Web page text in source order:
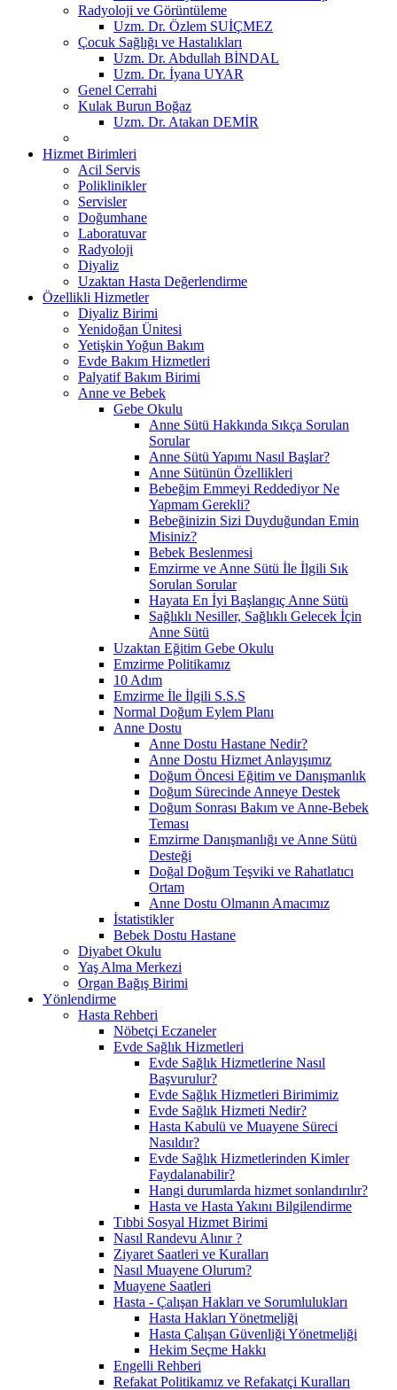
Radyoloji ve Görüntüleme
Uzm. Dr. Özlem SUİÇMEZ
Çocuk Sağlığı ve Hastalıkları
Uzm. Dr. Abdullah BİNDAL
Uzm. Dr. İyana UYAR
Genel Cerrahi
Kulak Burun Boğaz
Uzm. Dr. Atakan DEMİR
Hizmet Birimleri
Acil Servis
Poliklinikler
Servisler
Doğumhane
Laboratuvar
Radyoloji
Diyaliz
Uzaktan Hasta Değerlendirme
Özellikli Hizmetler
Diyaliz Birimi
Yenidoğan Ünitesi
Yetişkin Yoğun Bakım
Evde Bakım Hizmetleri
Palyatif Bakım Birimi
Anne ve Bebek
Gebe Okulu
Anne Sütü Hakkında Sıkça Sorulan
Sorular
Anne Sütü Yapımı Nasıl Başlar?
Anne Sütünün Özellikleri
Bebeğim Emmeyi Reddediyor Ne
Yapmam Gerekli?
Bebeğinizin Sizi Duyduğundan Emin
Misiniz?
Bebek Beslenmesi
Emzirme ve Anne Sütü İle İlgili Sık
Sorulan Sorular
Hayata En İyi Başlangıç Anne Sütü
Sağlıklı Nesiller, Sağlıklı Gelecek İçin
Anne Sütü
Uzaktan Eğitim Gebe Okulu
Emzirme Politikamız
10 Adım
Emzirme İle İlgili S.S.S
Normal Doğum Eylem Planı
Anne Dostu
Anne Dostu Hastane Nedir?
Anne Dostu Hizmet Anlayışımız
Doğum Öncesi Eğitim ve Danışmanlık
Doğum Sürecinde Anneye Destek
Doğum Sonrası Bakım ve Anne-Bebek
Teması
Emzirme Danışmanlığı ve Anne Sütü
Desteği
Doğal Doğum Teşviki ve Rahatlatıcı
Ortam
Anne Dostu Olmanın Amacımız
İstatistikler
Bebek Dostu Hastane
Diyabet Okulu
Yaş Alma Merkezi
Organ Bağış Birimi
Yönlendirme
Hasta Rehberi
Nöbetçi Eczaneler
Evde Sağlık Hizmetleri
Evde Sağlık Hizmetlerine Nasıl
Başvurulur?
Evde Sağlık Hizmetleri Birimimiz
Evde Sağlık Hizmeti Nedir?
Hasta Kabulü ve Muayene Süreci
Nasıldır?
Evde Sağlık Hizmetlerinden Kimler
Faydalanabilir?
Hangi durumlarda hizmet sonlandırılır?
Hasta ve Hasta Yakını Bilgilendirme
Tıbbi Sosyal Hizmet Birimi
Nasıl Randevu Alınır ?
Ziyaret Saatleri ve Kuralları
Nasıl Muayene Olurum?
Muayene Saatleri
Hasta - Çalışan Hakları ve Sorumlulukları
Hasta Hakları Yönetmeliği
Hasta Çalışan Güvenliği Yönetmeliği
Hekim Seçme Hakkı
Engelli Rehberi
Refakat Politikamız ve Refakatçi Kuralları